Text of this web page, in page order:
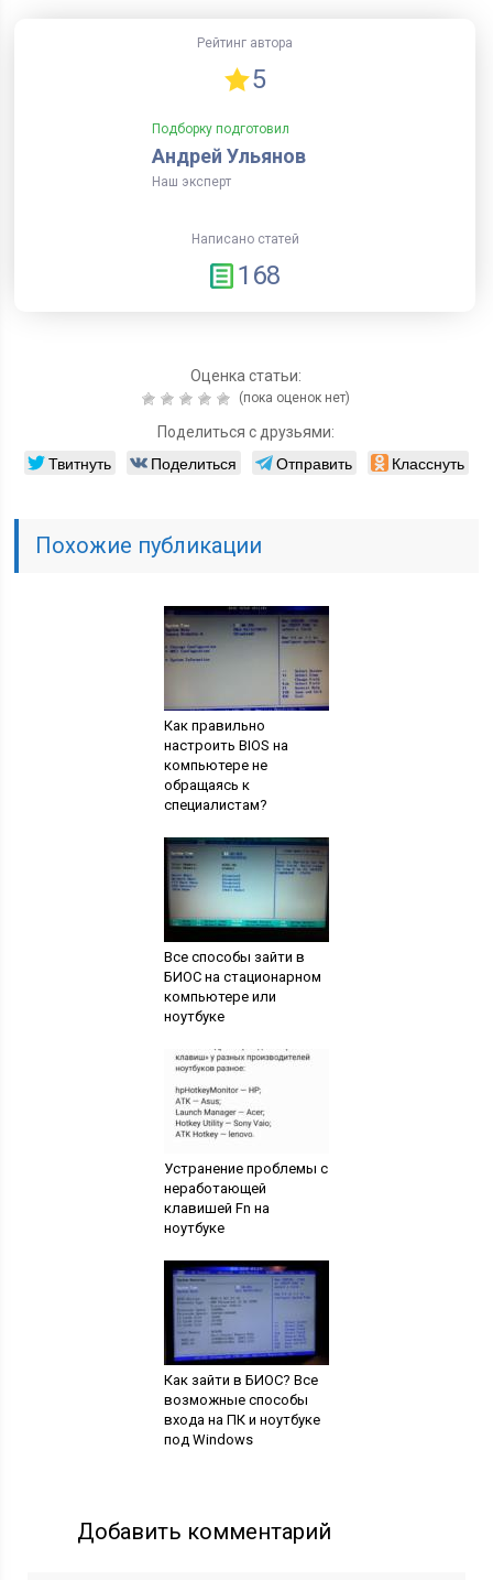
Рейтинг автора
5
Подборку подготовил
Андрей Ульянов
Наш эксперт
Написано статей
168
Оценка статьи:
(пока оценок нет)
Поделиться с друзьями:
Твитнуть Поделиться Отправить Класснуть
Похожие публикации
Как правильно
настроить BIOS на
компьютере не
обращаясь к
специалистам?
Все способы зайти в
БИОС на стационарном
компьютере или
ноутбуке
Устранение проблемы с
неработающей
клавишей Fn на
ноутбуке
Как зайти в БИОС? Все
возможные способы
входа на ПК и ноутбуке
под Windows
Добавить комментарий